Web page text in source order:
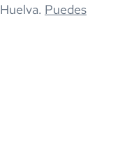
Huelva. Puedes